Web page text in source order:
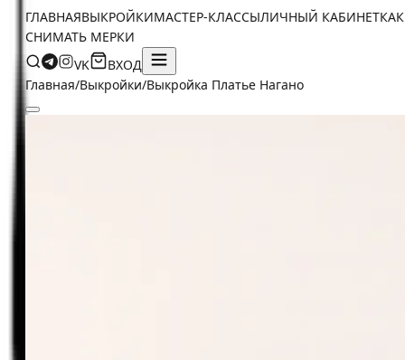
ГЛАВНАЯВЫКРОЙКИМАСТЕР-КЛАССЫЛИЧНЫЙ КАБИНЕТКАК
СНИМАТЬ МЕРКИ
VK
ВХОД
Главная/Выкройки/Выкройка Платье Нагано